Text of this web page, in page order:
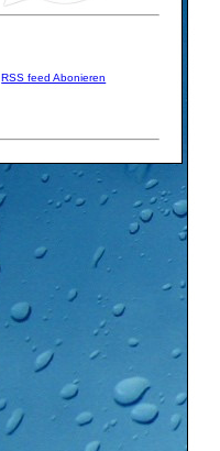
RSS feed Abonieren